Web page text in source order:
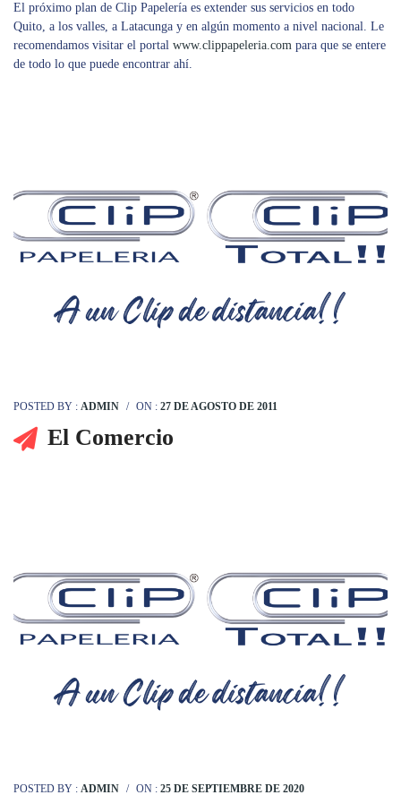
El próximo plan de Clip Papelería es extender sus servicios en todo
Quito, a los valles, a Latacunga y en algún momento a nivel nacional. Le
recomendamos visitar el portal www.clippapeleria.com para que se entere
de todo lo que puede encontrar ahí.
POSTED BY : ADMIN / ON : 27 DE AGOSTO DE 2011
El Comercio
POSTED BY : ADMIN / ON : 25 DE SEPTIEMBRE DE 2020